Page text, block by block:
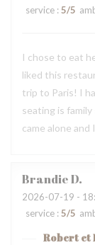
service : 5/5
I chose to eat
liked this
trip to Paris! I
seating is
came alone and
BrandieD
2026-07-19 -
service : 5/5
Robert et